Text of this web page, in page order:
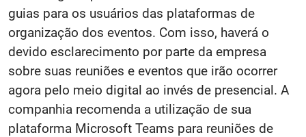
guias para os usuários das plataformas de
organização dos eventos. Com isso, haverá o
devido esclarecimento por parte da empresa
sobre suas reuniões e eventos que irão ocorrer
agora pelo meio digital ao invés de presencial. A
companhia recomenda a utilização de sua
plataforma Microsoft Teams para reuniões de